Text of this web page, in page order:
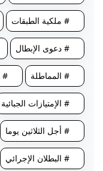
# ملكية الطبقات
# دعوى الإبطال
# المماطلة #
# الإمتيازات الجبائية
# أجل الثلاثين يوما
# البطلان الإجرائي